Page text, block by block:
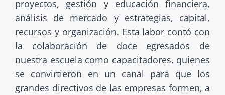
proyectos, gestión y educación financiera,
análisis de mercado y estrategias, capital,
recursos y organización. Esta labor contó con
la colaboración de doce egresados de
nuestra escuela como capacitadores, quienes
se convirtieron en un canal para que los
grandes directivos de las empresas formen, a